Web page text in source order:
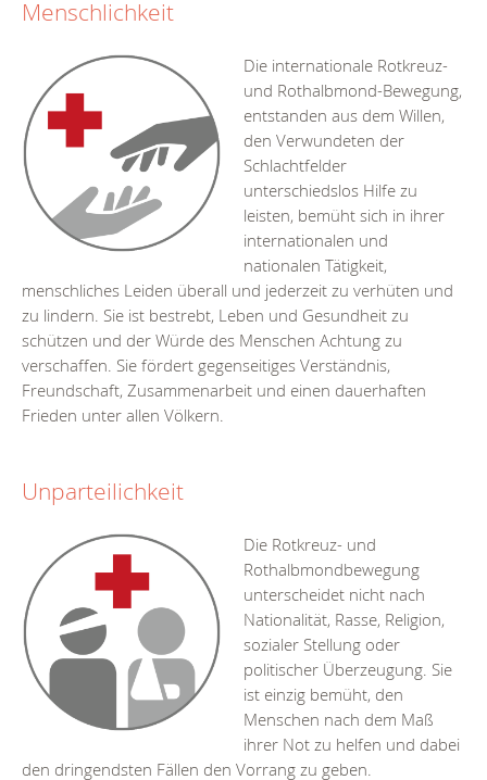
Menschlichkeit
Die internationale Rotkreuz-
und Rothalbmond-Bewegung,
entstanden aus dem Willen,
den Verwundeten der
Schlachtfelder
unterschiedslos Hilfe zu
leisten, bemüht sich in ihrer
internationalen und
nationalen Tätigkeit,
menschliches Leiden überall und jederzeit zu verhüten und
zu lindern. Sie ist bestrebt, Leben und Gesundheit zu
schützen und der Würde des Menschen Achtung zu
verschaffen. Sie fördert gegenseitiges Verständnis,
Freundschaft, Zusammenarbeit und einen dauerhaften
Frieden unter allen Völkern.
Unparteilichkeit
Die Rotkreuz- und
Rothalbmondbewegung
unterscheidet nicht nach
Nationalität, Rasse, Religion,
sozialer Stellung oder
politischer Überzeugung. Sie
ist einzig bemüht, den
Menschen nach dem Maß
ihrer Not zu helfen und dabei
den dringendsten Fällen den Vorrang zu geben.